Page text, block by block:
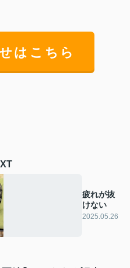
はこちら
疲れが抜
けない
2025.05.26